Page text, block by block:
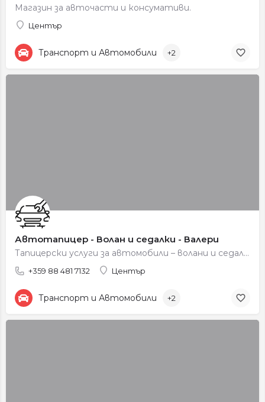
Магазин за авточасти и консумативи.
Център
Транспорт и Автомобили +2
Автотапицер - Волан и седалки - Валери
Тапицерски услуги за автомобили – волани и седалки.
+359 88 481 7132 Център
Транспорт и Автомобили +2